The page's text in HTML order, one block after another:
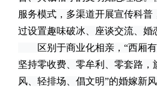
服务模式，多渠道开展宣传科
过设置趣味破冰、座谈交流、
区别于商业化相亲，“西厢有
坚持零收费、零牟利、零套路
风、轻排场、倡文明”的婚嫁新风